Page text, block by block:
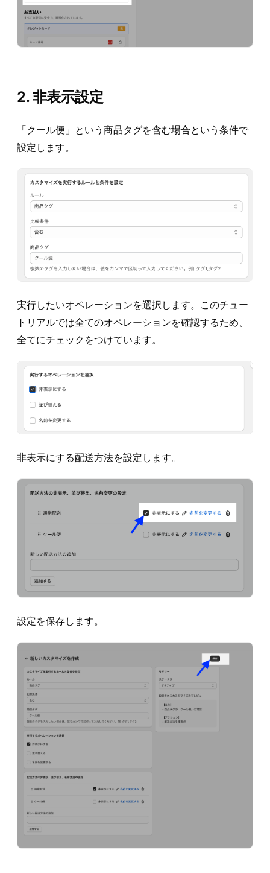
2. 非表示設定
「クール便」という商品タグを含む場合という条件で
設定します。
実行したいオペレーションを選択します。このチュー
トリアルでは全てのオペレーションを確認するため、
全てにチェックをつけています。
非表示にする配送方法を設定します。
設定を保存します。